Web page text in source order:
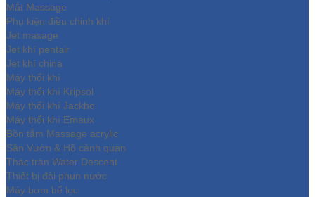
Mắt Massage
Phụ kiện điều chỉnh khí
Jet masage
Jet khí pentair
Jet khí china
Máy thổi khí
Máy thổi khí Kripsol
Máy thổi khí Jackbo
Máy thổi khí Emaux
Bồn tắm Massage acrylic
Sân Vườn & Hồ cảnh quan
Thác tràn Water Descent
Thiết bị đài phun nước
Máy bơm bể lọc